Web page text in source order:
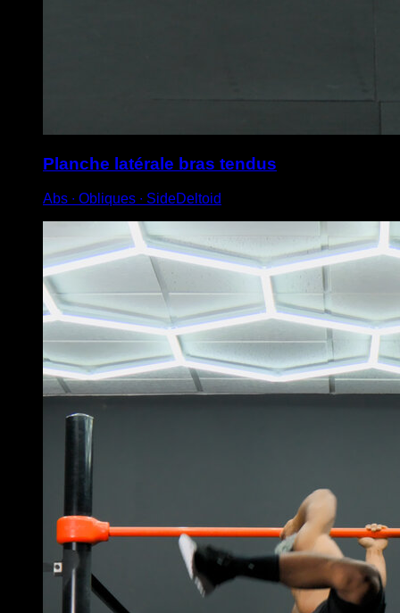
Planche latérale bras tendus
Abs ∙ Obliques ∙ SideDeltoid